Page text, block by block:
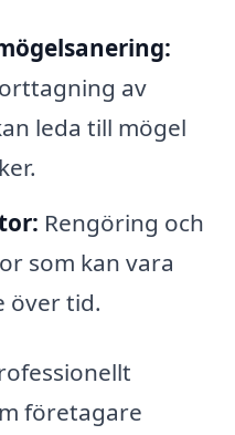
av
leda till mögel
Rengöring och
som kan vara
över tid.
företagare